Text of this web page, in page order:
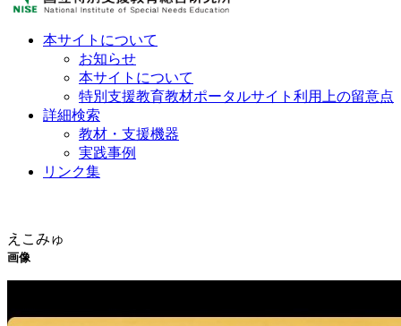
本サイトについて
お知らせ
本サイトについて
特別支援教育教材ポータルサイト利用上の留意点
詳細検索
教材・支援機器
実践事例
リンク集
えこみゅ
画像